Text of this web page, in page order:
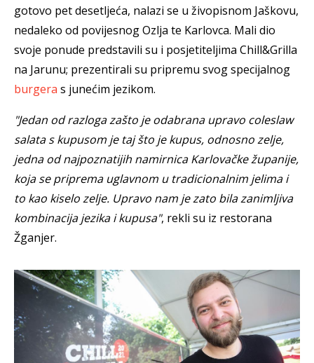
gotovo pet desetljeća, nalazi se u živopisnom Jaškovu,
nedaleko od povijesnog Ozlja te Karlovca. Mali dio
svoje ponude predstavili su i posjetiteljima Chill&Grilla
na Jarunu; prezentirali su pripremu svog specijalnog
burgera s junećim jezikom.
"Jedan od razloga zašto je odabrana upravo coleslaw
salata s kupusom je taj što je kupus, odnosno zelje,
jedna od najpoznatijih namirnica Karlovačke županije,
koja se priprema uglavnom u tradicionalnim jelima i
to kao kiselo zelje. Upravo nam je zato bila zanimljiva
kombinacija jezika i kupusa", rekli su iz restorana
Žganjer.